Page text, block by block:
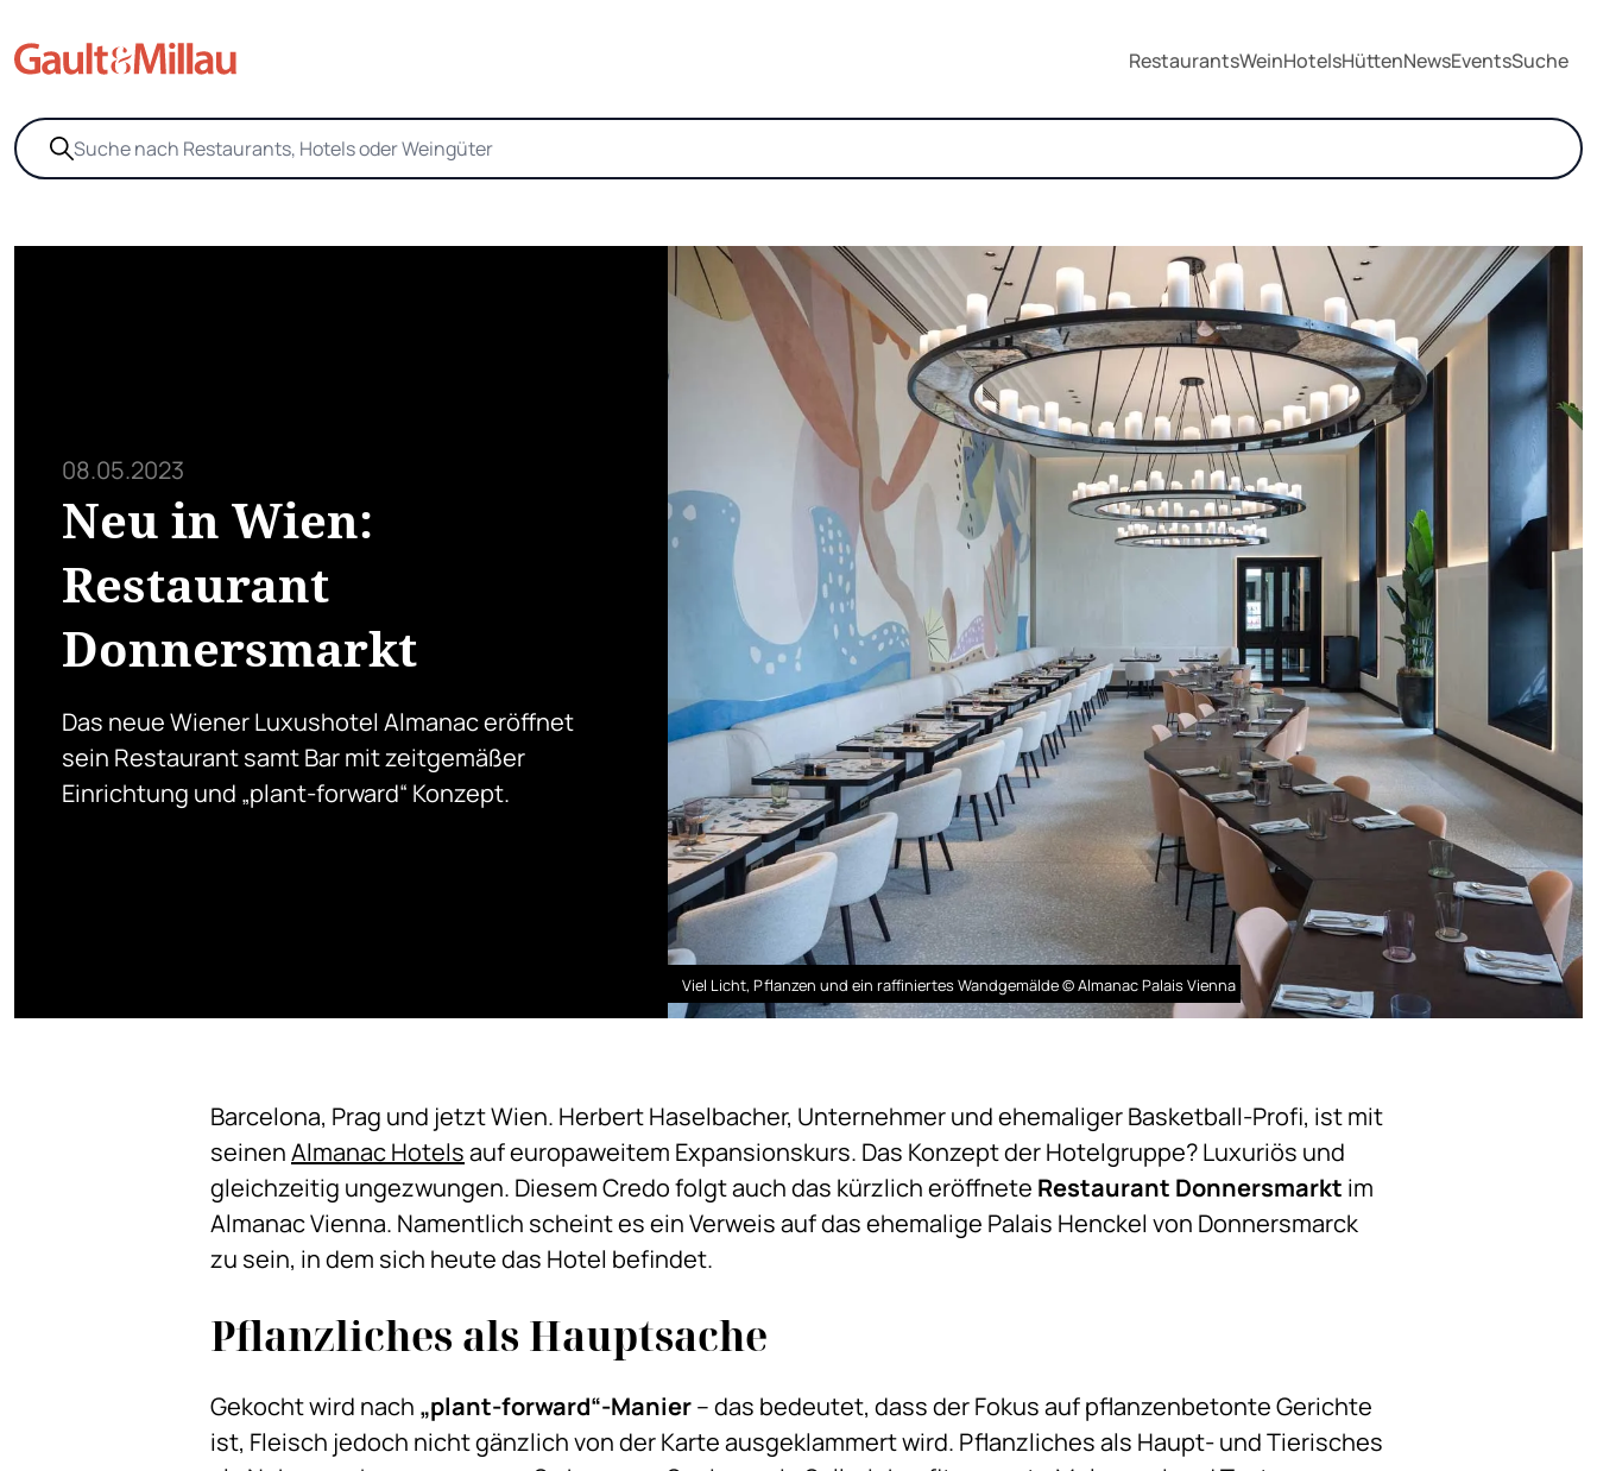
RestaurantsWeinHotelsHüttenNewsEventsSuche
08.05.2023
Neu in Wien:
Restaurant
Donnersmarkt
Das neue Wiener Luxushotel Almanac eröffnet
sein Restaurant samt Bar mit zeitgemäßer
Einrichtung und „plant-forward“ Konzept.
Viel Licht, Pflanzen und ein raffiniertes Wandgemälde © Almanac Palais Vienna
Barcelona, Prag und jetzt Wien. Herbert Haselbacher, Unternehmer und ehemaliger Basketball-Profi, ist mit
seinenAlmanac Hotelsauf europaweitem Expansionskurs. Das Konzept der Hotelgruppe? Luxuriös und
gleichzeitig ungezwungen. Diesem Credo folgt auch das kürzlich eröffnete Restaurant Donnersmarkt im
Almanac Vienna. Namentlich scheint es ein Verweis auf das ehemalige Palais Henckel von Donnersmarck
zu sein, in dem sich heute das Hotel befindet.
Pflanzliches als Hauptsache
Gekocht wird nach „plant-forward“-Manier– das bedeutet, dass der Fokus auf pflanzenbetonte Gerichte
ist, Fleisch jedoch nicht gänzlich von der Karte ausgeklammert wird. Pflanzliches als Haupt- und Tierisches